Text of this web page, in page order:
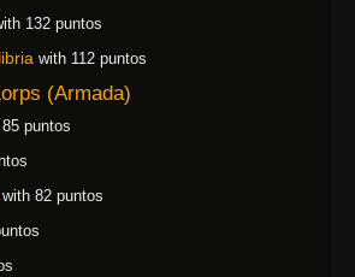
132 puntos
with 112 puntos
(Armada)
puntos
with 82 puntos